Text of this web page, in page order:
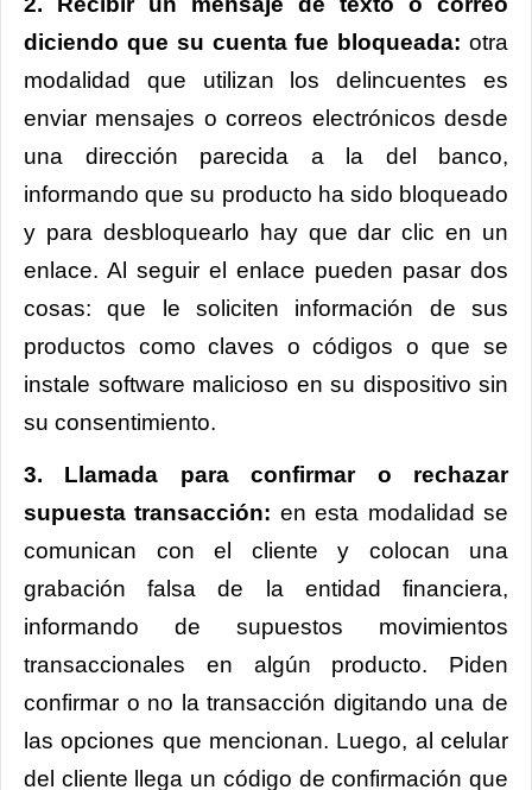
diciendo que su cuenta fue bloqueada: otra
modalidad que utilizan los delincuentes es
enviar mensajes o correos electrónicos desde
una dirección parecida a la del banco,
informando que su producto ha sido bloqueado
y para desbloquearlo hay que dar clic en un
enlace. Al seguir el enlace pueden pasar dos
cosas: que le soliciten información de sus
productos como claves o códigos o que se
instale software malicioso en su dispositivo sin
su consentimiento.
3. Llamada para confirmar o rechazar
supuesta transacción: en esta modalidad se
comunican con el cliente y colocan una
grabación falsa de la entidad financiera,
informando de supuestos movimientos
transaccionales en algún producto. Piden
confirmar o no la transacción digitando una de
las opciones que mencionan. Luego, al celular
del cliente llega un código de confirmación que